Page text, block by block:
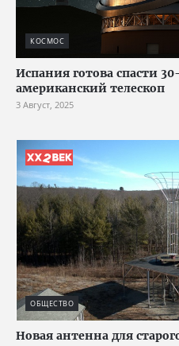
КОСМОС
Испания готова спасти
американский телескоп
3 Август, 2025
ОБЩЕСТВО
Новая антенна для